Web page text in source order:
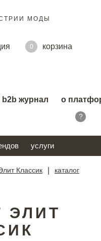
МОДЫ
0
корзина
b2b журнал о
?
услуги
Классик каталог
ЭЛИТ